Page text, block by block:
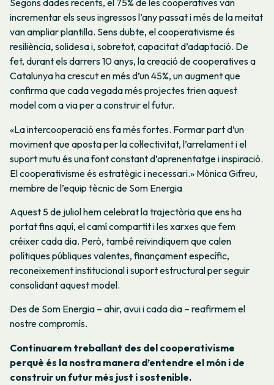
Segons dades recents, el 75% de les cooperatives van
incrementar els seus ingressos l’any passat i més de la meitat
van ampliar plantilla. Sens dubte, el cooperativisme és
resiliència, solidesa i, sobretot, capacitat d’adaptació. De
fet, durant els darrers 10 anys, la creació de cooperatives a
Catalunya ha crescut en més d’un 45%, un augment que
confirma que cada vegada més projectes trien aquest
model com a via per a construir el futur.
«La intercooperació ens fa més fortes. Formar part d’un
moviment que aposta per la col·lectivitat, l’arrelament i el
suport mutu és una font constant d’aprenentatge i inspiració.
El cooperativisme és estratègic i necessari.» Mònica Gifreu,
membre de l’equip tècnic de Som Energia
Aquest 5 de juliol hem celebrat la trajectòria que ens ha
portat fins aquí, el camí compartit i les xarxes que fem
créixer cada dia. Però, també reivindiquem que calen
polítiques públiques valentes, finançament específic,
reconeixement institucional i suport estructural per seguir
consolidant aquest model.
Des de Som Energia – ahir, avui i cada dia – reafirmem el
nostre compromís.
Continuarem treballant des del cooperativisme
perquè és la nostra manera d’entendre el món i de
construir un futur més just i sostenible.